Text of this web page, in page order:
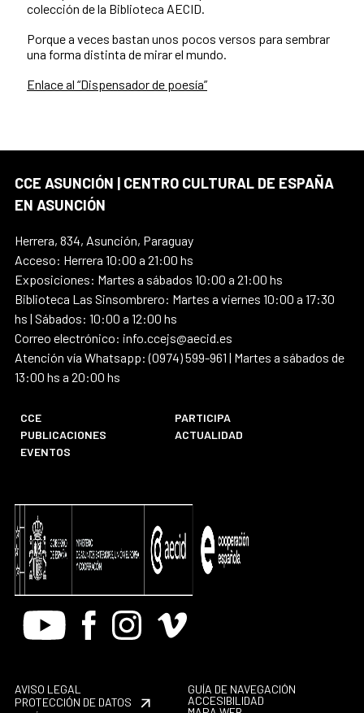
colección de la Biblioteca AECID.
Porque a veces bastan unos pocos versos para sembrar
una forma distinta de mirar el mundo.
Enlace al “Dispensador de poesía”
CCE ASUNCIÓN | CENTRO CULTURAL DE ESPAÑA
EN ASUNCIÓN
Herrera, 834, Asunción, Paraguay
Acceso: Herrera 10:00 a 21:00 hs
Exposiciones: Martes a sábados 10:00 a 21:00 hs
Biblioteca Las Sinsombrero: Martes a viernes 10:00 a 17:30
hs | Sábados: 10:00 a 12:00 hs
Correo electrónico: info.ccejs@aecid.es
Atención vía Whatsapp: (0974) 599-961 | Martes a sábados de
13:00 hs a 20:00 hs
CCE
PARTICIPA
PUBLICACIONES
ACTUALIDAD
EVENTOS
Youtube FacebookInstagram
Vimeo
AVISO LEGAL
PROTECCIÓN DE DATOS
GUÍA DE NAVEGACIÓN
ACCESIBILIDAD